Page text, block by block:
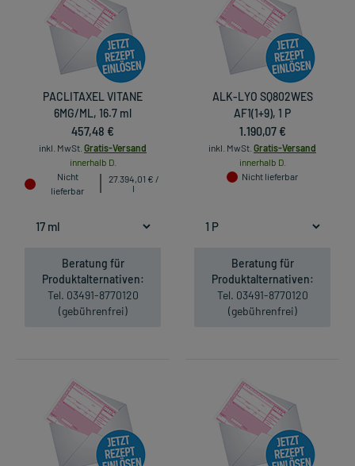
PACLITAXEL VITANE
6MG/ML, 16.7 ml
457,48 €
inkl. MwSt. Gratis-Versand
innerhalb D.
Nicht
lieferbar
27.394,01 € /
l
Beratung für
Produktalternativen:
Tel. 03491-8770120
(gebührenfrei)
ALK-LYO SQ802WES
AF1(1+9), 1 P
1.190,07 €
inkl. MwSt. Gratis-Versand
innerhalb D.
Nicht lieferbar
Beratung für
Produktalternativen:
Tel. 03491-8770120
(gebührenfrei)